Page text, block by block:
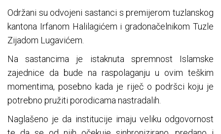
Održani su odvojeni sastanci s premijerom tuzlanskog
kantona Irfanom Halilagićem i gradonačelnikom Tuzle
Zijadom Lugavićem.
Na sastancima je istaknuta spremnost Islamske
zajednice da bude na raspolaganju u ovim teškim
momentima, posebno kada je riječ o podršci koju je
potrebno pružiti porodicama nastradalih.
Naglašeno je da institucije imaju veliku odgovornost